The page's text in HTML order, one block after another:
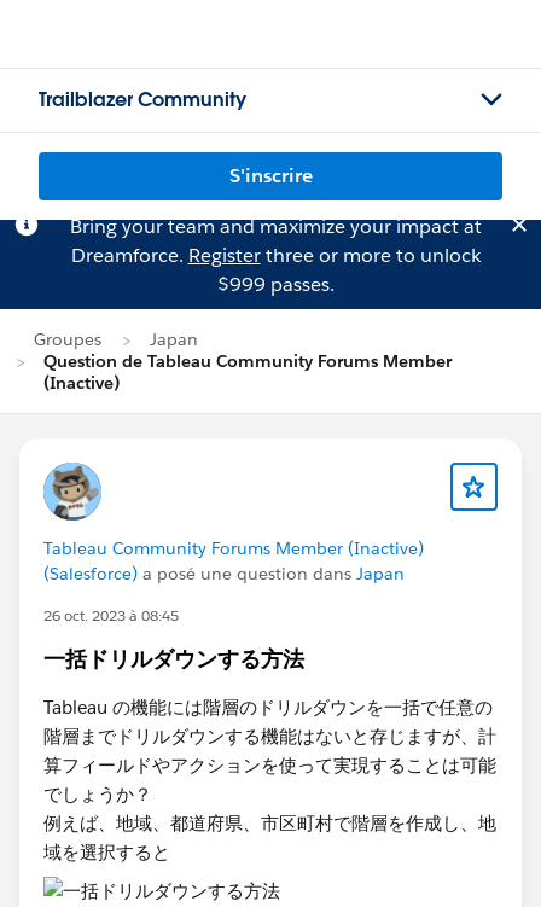
Trailblazer Community
S'inscrire
Bring your team and maximize your impact at
Dreamforce. Registerthree or more to unlock
$999 passes.
Groupes
Japan
Question de Tableau Community Forums Member
(Inactive)
Tableau Community Forums Member (Inactive)
(Salesforce) a posé une question dans Japan
26 oct. 2023 à 08:45
一括ドリルダウンする方法
Tableau の機能には階層のドリルダウンを一括で任意の
階層までドリルダウンする機能はないと存じますが、計
算フィールドやアクションを使って実現することは可能
でしょうか？
例えば、地域、都道府県、市区町村で階層を作成し、地
域を選択すると